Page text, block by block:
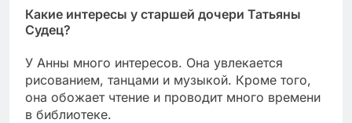
Какие интересы у старшей дочери Татьяны
Судец?
У Анны много интересов. Она увлекается
рисованием, танцами и музыкой. Кроме того,
она обожает чтение и проводит много времени
в библиотеке.